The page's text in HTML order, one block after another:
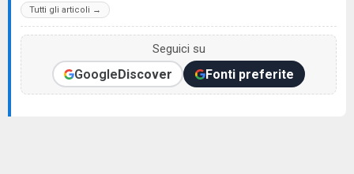
Tutti gli articoli →
Seguici su
GoogleDiscover Fonti preferite